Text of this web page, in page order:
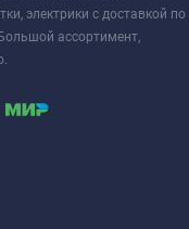
электрики с доставкой по
ассортимент,